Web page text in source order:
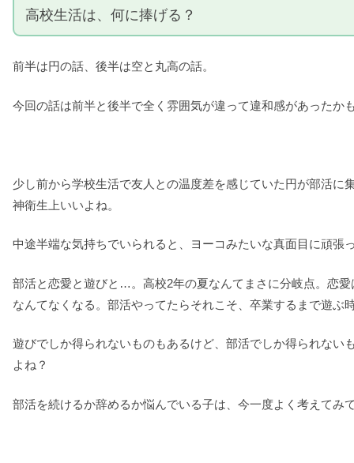
高校生活は、何に捧げる？
前半は円の話、後半は空と丸高の話。
今回の話は前半と後半で全く雰囲気が違って違和感があった
少し前から学校生活で友人との温度差を感じていた円が部活
神衛生上いいよね。
中途半端な気持ちでいられると、ヨーコみたいな真面目に頑
部活と恋愛と遊びと…。高校2年の夏なんてまさに分岐点。恋
なんてなくなる。部活やってたらそれこそ、卒業するまで遊ぶ
遊びでしか得られないものもあるけど、部活でしか得られな
よね？
部活を続けるか辞めるか悩んでいる子は、今一度よく考えてみ